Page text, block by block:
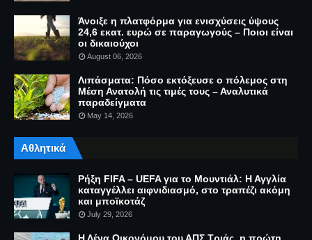
Άνοιξε η πλατφόρμα για ενισχύσεις ύψους
24,6 εκατ. ευρώ σε παραγωγούς – Ποιοι είναι
οι δικαιούχοι
August 06, 2026
Λιπάσματα: Πόσο εκτόξευσε ο πόλεμος στη
Μέση Ανατολή τις τιμές τους – Αναλυτικά
παραδείγματα
May 14, 2026
Αθλητικά
Ρήξη FIFA – UEFA για το Μουντιάλ: Η Αγγλία
καταγγέλλει αιφνιδιασμό, στο τραπέζι ακόμη
και μποϊκοτάζ
July 29, 2026